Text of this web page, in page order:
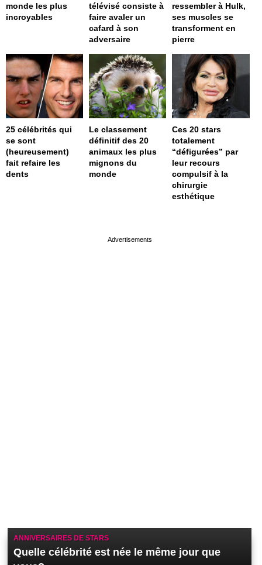
monde les plus
incroyables
télévisé consiste à
faire avaler un
cafard à son
adversaire
ressembler à Hulk,
ses muscles se
transforment en
pierre
25 célébrités qui
se sont
(heureusement)
fait refaire les
dents
Le classement
définitif des 20
animaux les plus
mignons du
monde
Ces 20 stars
totalement
“défigurées” par
leur recours
compulsif à la
chirurgie
esthétique
ANNIVERSAIRES DE STARS
Quelle célébrité est née le même jour que